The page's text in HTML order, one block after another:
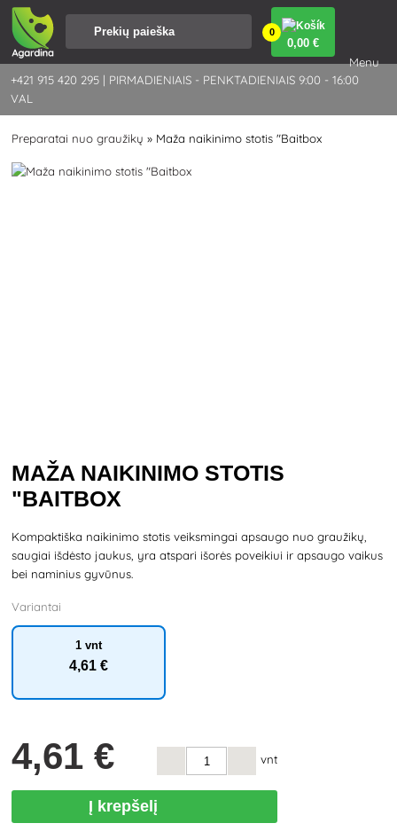
+421 915 420 295 | PIRMADIENIAIS - PENKTADIENIAIS 9:00 - 16:00
VAL
0
0,00 €
Menu
Preparatai nuo graužikų » Maža naikinimo stotis "Baitbox
MAŽA NAIKINIMO STOTIS
"BAITBOX
Kompaktiška naikinimo stotis veiksmingai apsaugo nuo graužikų,
saugiai išdėsto jaukus, yra atspari išorės poveikiui ir apsaugo vaikus
bei naminius gyvūnus.
Variantai
1 vnt
4,61 €
4,61 € vnt
Į krepšelį